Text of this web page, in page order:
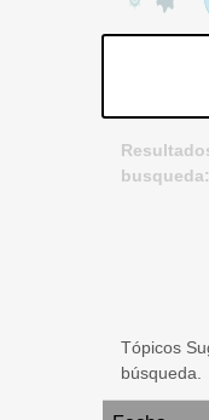
Tópicos
búsqueda.